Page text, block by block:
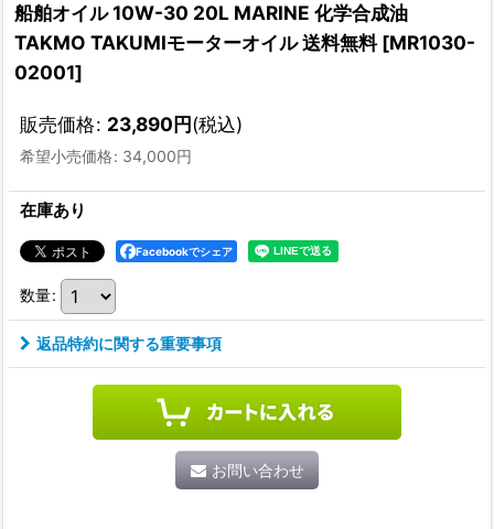
船舶オイル 10W-30 20L MARINE 化学合成油
TAKMO TAKUMIモーターオイル 送料無料 [MR1030-
02001]
販売価格: 23,890円(税込)
希望小売価格: 34,000円
在庫あり
Facebookでシェア
数量:
返品特約に関する重要事項
お問い合わせ